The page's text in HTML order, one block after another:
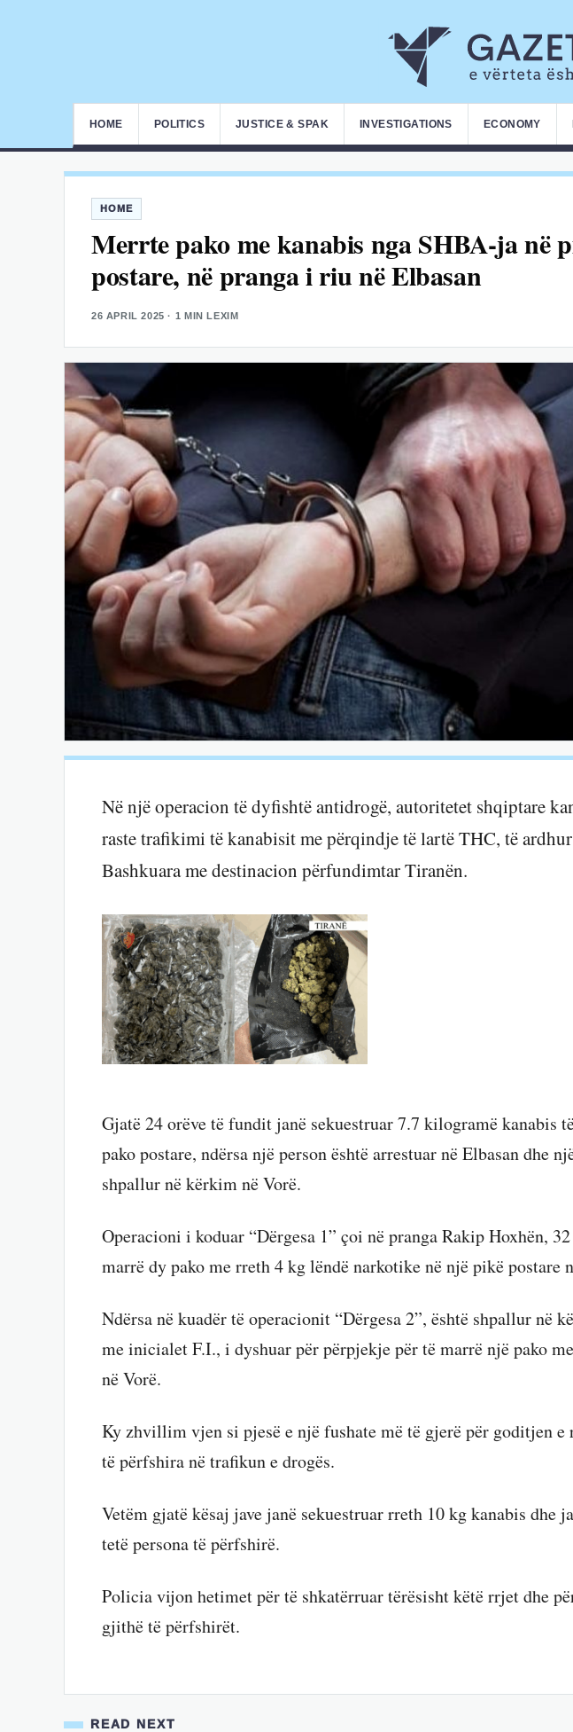
HOME POLITICS JUSTICE & SPAK INVESTIGATIONS ECONOMY
HOME
Merrte pako me kanabis nga SHBA-ja në
postare, në pranga i riu në Elbasan
26 APRIL 2025 · 1 MIN LEXIM
Në një operacion të dyfishtë antidrogë, autoritetet shqiptare
raste trafikimi të kanabisit me përqindje të lartë THC, të
Bashkuara me destinacion përfundimtar Tiranën.
Gjatë 24 orëve të fundit janë sekuestruar 7.7 kilogramë kanabis
pako postare, ndërsa një person është arrestuar në Elbasan dhe
shpallur në kërkim në Vorë.
Operacioni i koduar “Dërgesa 1” çoi në pranga Rakip Hoxhën,
marrë dy pako me rreth 4 kg lëndë narkotike në një pikë postare
Ndërsa në kuadër të operacionit “Dërgesa 2”, është shpallur në
me inicialet F.I., i dyshuar për përpjekje për të marrë një pako
në Vorë.
Ky zhvillim vjen si pjesë e një fushate më të gjerë për goditjen
të përfshira në trafikun e drogës.
Vetëm gjatë kësaj jave janë sekuestruar rreth 10 kg kanabis dhe
tetë persona të përfshirë.
Policia vijon hetimet për të shkatërruar tërësisht këtë rrjet dhe
gjithë të përfshirët.
READ NEXT